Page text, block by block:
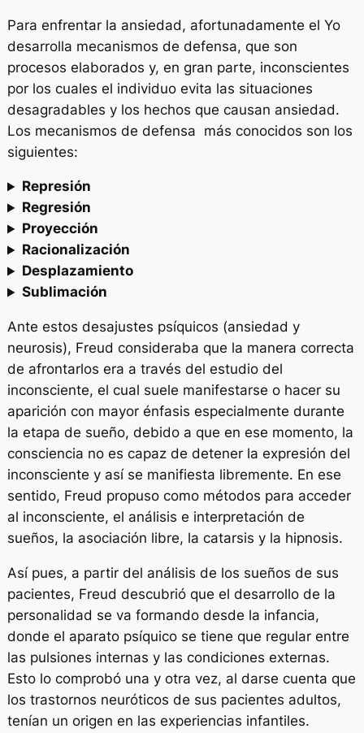
Para enfrentar la ansiedad, afortunadamente el Yo
desarrolla mecanismos de defensa, que son
procesos elaborados y, en gran parte, inconscientes
por los cuales el individuo evita las situaciones
desagradables y los hechos que causan ansiedad.
Los mecanismos de defensa más conocidos son los
siguientes:
Represión
Regresión
Proyección
Racionalización
Desplazamiento
Sublimación
Ante estos desajustes psíquicos (ansiedad y
neurosis), Freud consideraba que la manera correcta
de afrontarlos era a través del estudio del
inconsciente, el cual suele manifestarse o hacer su
aparición con mayor énfasis especialmente durante
la etapa de sueño, debido a que en ese momento, la
consciencia no es capaz de detener la expresión del
inconsciente y así se manifiesta libremente. En ese
sentido, Freud propuso como métodos para acceder
al inconsciente, el análisis e interpretación de
sueños, la asociación libre, la catarsis y la hipnosis.
Así pues, a partir del análisis de los sueños de sus
pacientes, Freud descubrió que el desarrollo de la
personalidad se va formando desde la infancia,
donde el aparato psíquico se tiene que regular entre
las pulsiones internas y las condiciones externas.
Esto lo comprobó una y otra vez, al darse cuenta que
los trastornos neuróticos de sus pacientes adultos,
tenían un origen en las experiencias infantiles.